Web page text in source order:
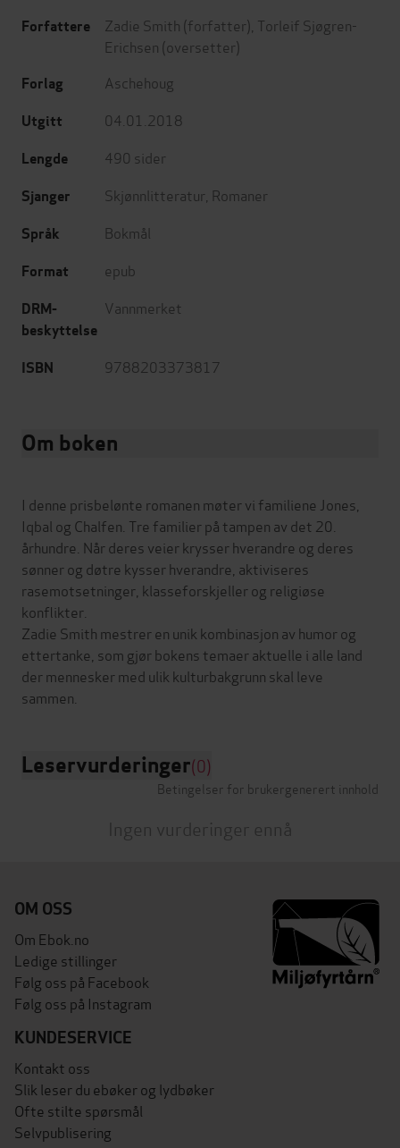
Forfattere Zadie Smith (forfatter), Torleif Sjøgren-
Erichsen (oversetter)
Forlag Aschehoug
Utgitt 04.01.2018
Lengde 490 sider
Sjanger Skjønnlitteratur Romaner
Språk Bokmål
Format epub
DRM-
beskyttelse
Vannmerket
ISBN 9788203373817
Om boken
I denne prisbelønte romanen møter vi familiene Jones,
Iqbal og Chalfen. Tre familier på tampen av det 20.
århundre. Når deres veier krysser hverandre og deres
sønner og døtre kysser hverandre, aktiviseres
rasemotsetninger, klasseforskjeller og religiøse
konflikter.
Zadie Smith mestrer en unik kombinasjon av humor og
ettertanke, som gjør bokens temaer aktuelle i alle land
der mennesker med ulik kulturbakgrunn skal leve
Leservurderinger(0)
Betingelser for brukergenerert innhold
Ingen vurderinger ennå
OM OSS
Om Ebok.no
Ledige stillinger
Følg oss på Facebook
Følg oss på Instagram
KUNDESERVICE
Kontakt oss
Slik leser du ebøker og lydbøker
Ofte stilte spørsmål
Selvpublisering